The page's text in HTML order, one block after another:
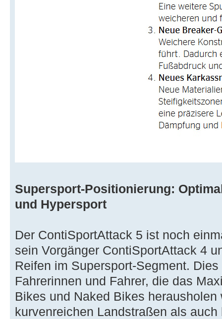
Supersport-Positionierung:
und Hypersport
Der ContiSportAttack 5 ist noch
sein Vorgänger ContiSportAttack 4
Reifen im Supersport-Segment.
Fahrerinnen und Fahrer, die das
Bikes und Naked Bikes
kurvenreichen Landstraßen als